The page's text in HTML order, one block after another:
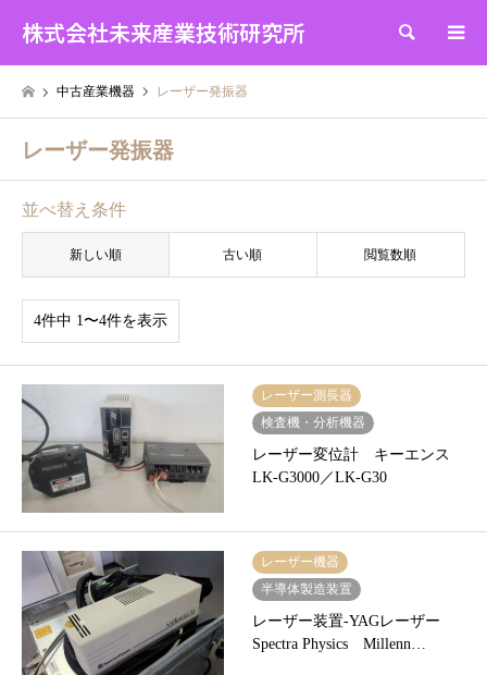
株式会社未来産業技術研究所 検索
中古産業機器 レーザー発振器
レーザー発振器
並べ替え条件
新しい順 古い順 閲覧数順
4件中 1〜4件を表示
レーザー測長器
検査機・分析機器
レーザー変位計 キーエンス
LK-G3000／LK-G30
レーザー機器
半導体製造装置
レーザー装置-YAGレーザー
Spectra Physics Millenn…